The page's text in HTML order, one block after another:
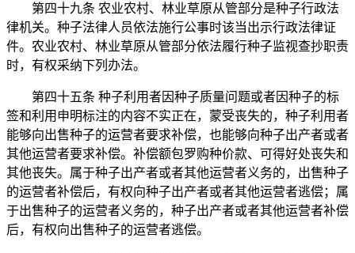
第四十九条 农业农村、林业草原从管部分是种子行政法
律机关。种子法律人员依法施行公事时该当出示行政法律证
件。农业农村、林业草原从管部分依法履行种子监视查抄职责
时，有权采纳下列办法。
第四十五条 种子利用者因种子质量问题或者因种子的标
签和利用申明标注的内容不实正在，蒙受丧失的，种子利用者
能够向出售种子的运营者要求补偿，也能够向种子出产者或者
其他运营者要求补偿。补偿额包罗购种价款、可得好处丧失和
其他丧失。属于种子出产者或者其他运营者义务的，出售种子
的运营者补偿后，有权向种子出产者或者其他运营者逃偿；属
于出售种子的运营者义务的，种子出产者或者其他运营者补偿
后，有权向出售种子的运营者逃偿。